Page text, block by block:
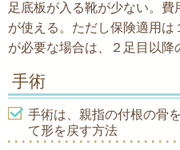
足底板が入る靴が少ない。
が使える。ただし保険適用
が必要な場合は、２足目以降
手術
手術は、親指の付根の骨
て形を戻す方法